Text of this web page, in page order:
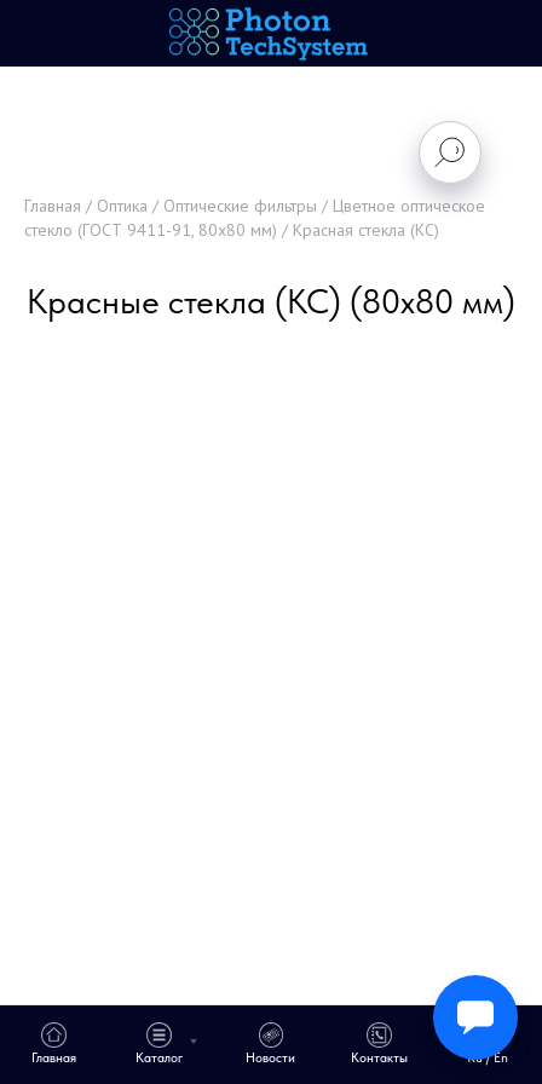
Главная / Оптика / Оптические фильтры / Цветное оптическое
стекло (ГОСТ 9411-91, 80х80 мм) / Красная стекла (КС)
Красные стекла (КС) (80х80 мм)
Главная Каталог Новости Контакты Ru / En